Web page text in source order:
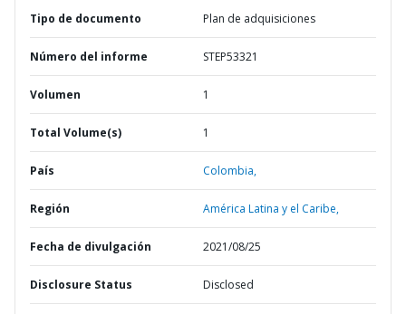
Tipo de documento Plan de adquisiciones
Número del informe STEP53321
Volumen 1
Total Volume(s) 1
País Colombia,
Región América Latina y el Caribe,
Fecha de divulgación 2021/08/25
Disclosure Status Disclosed